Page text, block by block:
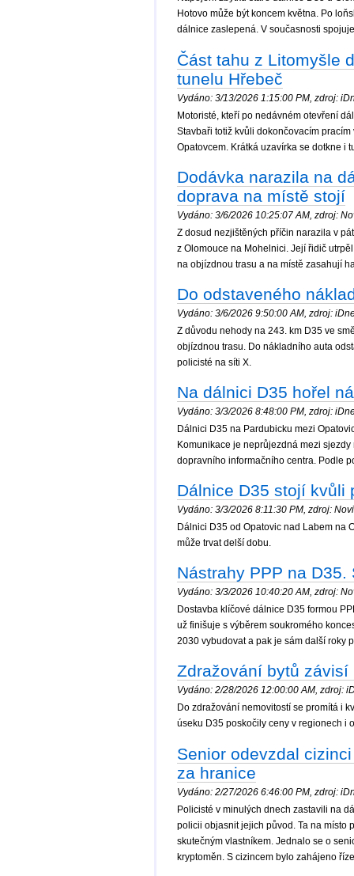
Hotovo může být koncem května. Po
dálnice zaslepená. V současnosti
Část tahu z Litomyšle
tunelu Hřebeč
Vydáno: 3/13/2026 1:15:00 PM, zdroj:
Motoristé, kteří po nedávném otevření
Stavbaři totiž kvůli dokončovacím
Opatovcem. Krátká uzavírka se dotkne i
Dodávka narazila na
doprava na místě stojí
Vydáno: 3/6/2026 10:25:07 AM, zdroj:
Z dosud nezjištěných příčin narazila v
z Olomouce na Mohelnici. Její řidič
na objízdnou trasu a na místě zasahují
Do odstaveného
Vydáno: 3/6/2026 9:50:00 AM, zdroj:
Z důvodu nehody na 243. km D35 ve
objízdnou trasu. Do nákladního auta
policisté na síti X.
Na dálnici D35 hořel
Vydáno: 3/3/2026 8:48:00 PM, zdroj:
Dálnici D35 na Pardubicku mezi
Komunikace je neprůjezdná mezi
dopravního informačního centra. Podle
Dálnice D35 stojí kvůli
Vydáno: 3/3/2026 8:11:30 PM, zdroj:
Dálnici D35 od Opatovic nad Labem na
může trvat delší dobu.
Nástrahy PPP na
Vydáno: 3/3/2026 10:40:20 AM, zdroj:
Dostavba klíčové dálnice D35 formou
už finišuje s výběrem soukromého
2030 vybudovat a pak je sám další roky
Zdražování bytů
Vydáno: 2/28/2026 12:00:00 AM, zdroj:
Do zdražování nemovitostí se promítá i
úseku D35 poskočily ceny v regionech i
Senior odevzdal
za hranice
Vydáno: 2/27/2026 6:46:00 PM, zdroj:
Policisté v minulých dnech zastavili na
policii objasnit jejich původ. Ta na místo
skutečným vlastníkem. Jednalo se o
kryptoměn. S cizincem bylo zahájeno